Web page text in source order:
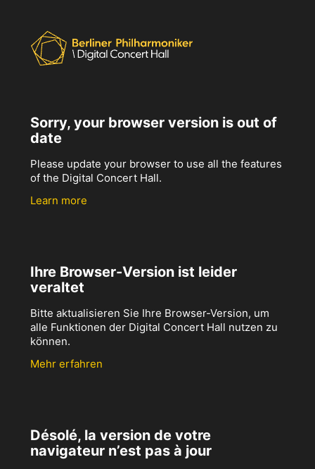
Sorry, your browser version is out of
date
Please update your browser to use all the features
of the Digital Concert Hall.
Learn more
Ihre Browser-Version ist leider
veraltet
Bitte aktualisieren Sie Ihre Browser-Version, um
alle Funktionen der Digital Concert Hall nutzen zu
können.
Mehr erfahren
Désolé, la version de votre
navigateur n’est pas à jour